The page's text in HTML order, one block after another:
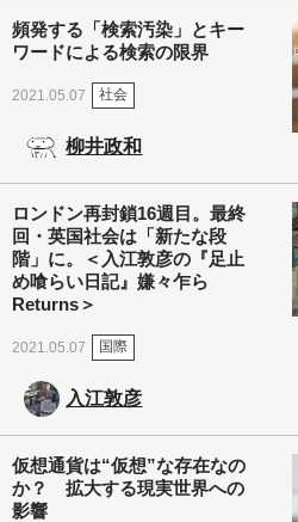
頻発する「検索汚染」とキー
ワードによる検索の限界
2021.05.07 社会
柳井政和
ロンドン再封鎖16週目。最終
回・英国社会は「新たな段
階」に。＜入江敦彦の『足止
め喰らい日記』嫌々乍ら
Returns＞
2021.05.07 国際
入江敦彦
仮想通貨は“仮想”な存在なの
か？ 拡大する現実世界への
影響